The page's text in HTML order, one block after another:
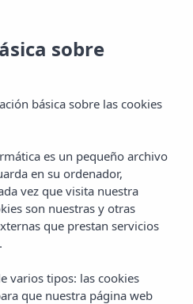
sobre
básica sobre las cookies
es un pequeño archivo
en su ordenador,
vez que visita nuestra
son nuestras y otras
que prestan servicios
varios tipos: las cookies
que nuestra página web